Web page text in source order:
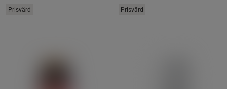
Prisvärd Prisvärd